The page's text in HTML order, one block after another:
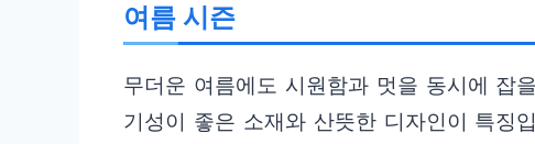
여름 시즌
무더운 여름에도 시원함과 멋을 동시에 잡
기성이 좋은 소재와 산뜻한 디자인이 특징